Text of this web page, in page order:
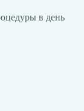
в день